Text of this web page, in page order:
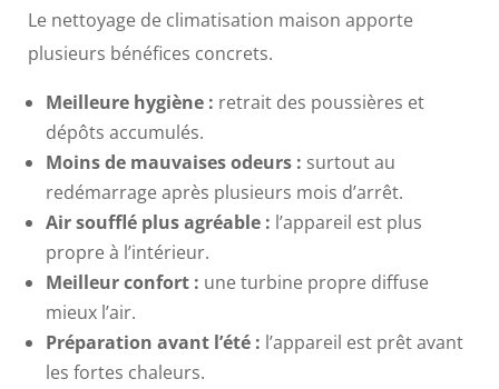
Le nettoyage de climatisation maison apporte
plusieurs bénéfices concrets.
Meilleure hygiène : retrait des poussières et
dépôts accumulés.
Moins de mauvaises odeurs : surtout au
redémarrage après plusieurs mois d’arrêt.
Air soufflé plus agréable : l’appareil est plus
propre à l’intérieur.
Meilleur confort : une turbine propre diffuse
mieux l’air.
Préparation avant l’été : l’appareil est prêt avant
les fortes chaleurs.